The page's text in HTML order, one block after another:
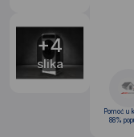
+4
slika
Pomoć u
88%